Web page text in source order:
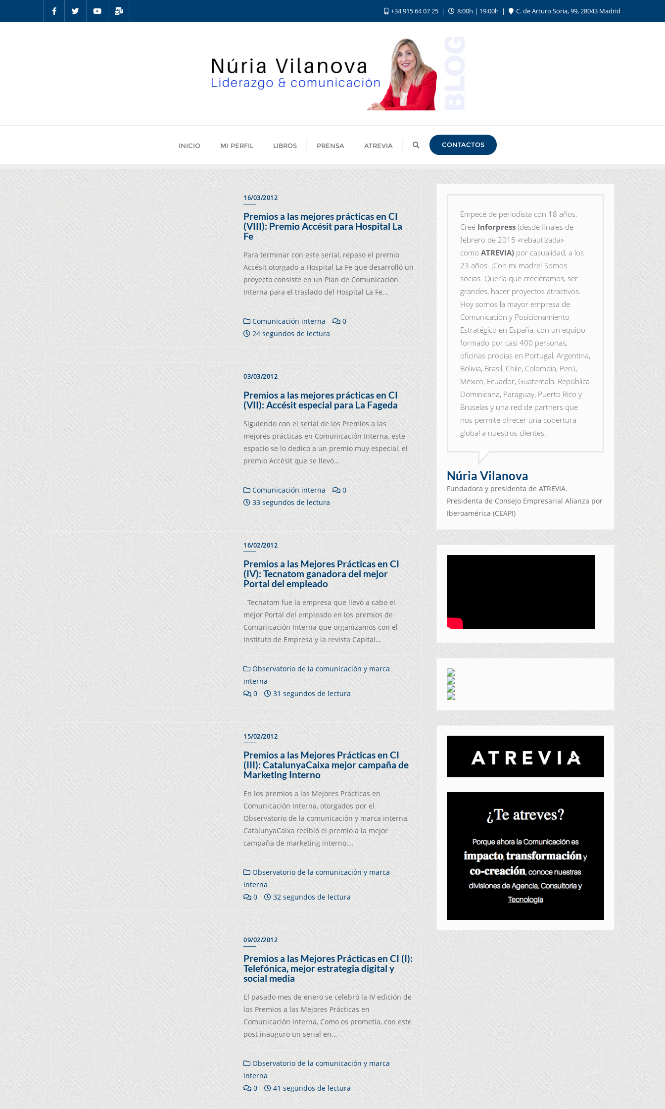
+34 915 64 07 25 8:00h | 19:00h C. de Arturo Soria, 99, 28043 Madrid
INICIO MI PERFIL LIBROS PRENSA ATREVIA CONTACTOS
16/03/2012
Premios a las mejores prácticas en CI
(VIII): Premio Accésit para Hospital La
Fe
Para terminar con este serial, repaso el premio
Accésit otorgado a Hospital La Fe que desarrolló un
proyecto consiste en un Plan de Comunicación
Interna para el traslado del Hospital La Fe…
Comunicación interna
0
24 segundos de lectura
03/03/2012
Premios a las mejores prácticas en CI
(VII): Accésit especial para La Fageda
Siguiendo con el serial de los Premios a las
mejores prácticas en Comunicación Interna, este
espacio se lo dedico a un premio muy especial, el
premio Accésit que se llevó…
Comunicación interna
0
33 segundos de lectura
16/02/2012
Premios a las Mejores Prácticas en CI
(IV): Tecnatom ganadora del mejor
Portal del empleado
Tecnatom fue la empresa que llevó a cabo el
mejor Portal del empleado en los premios de
Comunicación Interna que organizamos con el
Instituto de Empresa y la revista Capital…
Observatorio de la comunicación y marca
interna
0
31 segundos de lectura
15/02/2012
Premios a las Mejores Prácticas en CI
(III): CatalunyaCaixa mejor campaña de
Marketing Interno
En los premios a las Mejores Prácticas en
Comunicación Interna, otorgados por el
Observatorio de la comunicación y marca interna,
CatalunyaCaixa recibió el premio a la mejor
campaña de marketing interno….
Observatorio de la comunicación y marca
interna
0
32 segundos de lectura
09/02/2012
Premios a las Mejores Prácticas en CI (I):
Telefónica, mejor estrategia digital y
social media
El pasado mes de enero se celebró la IV edición de
los Premios a las Mejores Prácticas en
Comunicación Interna, Como os prometía, con este
post inauguro un serial en…
Observatorio de la comunicación y marca
interna
0
41 segundos de lectura
Empecé de periodista con 18 años.
Creé Inforpress (desde finales de
febrero de 2015 «rebautizada»
como ATREVIA) por casualidad, a los
23 años. ¡Con mi madre! Somos
socias. Quería que creciéramos, ser
grandes, hacer proyectos atractivos.
Hoy somos la mayor empresa de
Comunicación y Posicionamiento
Estratégico en España, con un equipo
formado por casi 400 personas,
oficinas propias en Portugal, Argentina,
Bolivia, Brasil, Chile, Colombia, Perú,
México, Ecuador, Guatemala, República
Dominicana, Paraguay, Puerto Rico y
Bruselas y una red de partners que
nos permite ofrecer una cobertura
global a nuestros clientes.
Núria Vilanova
Fundadora y presidenta de ATREVIA.
Presidenta de Consejo Empresarial Alianza por
Iberoamérica (CEAPI)